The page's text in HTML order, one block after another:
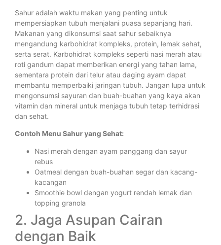
Sahur adalah waktu makan yang penting untuk
mempersiapkan tubuh menjalani puasa sepanjang hari.
Makanan yang dikonsumsi saat sahur sebaiknya
mengandung karbohidrat kompleks, protein, lemak sehat,
serta serat. Karbohidrat kompleks seperti nasi merah atau
roti gandum dapat memberikan energi yang tahan lama,
sementara protein dari telur atau daging ayam dapat
membantu memperbaiki jaringan tubuh. Jangan lupa untuk
mengonsumsi sayuran dan buah-buahan yang kaya akan
vitamin dan mineral untuk menjaga tubuh tetap terhidrasi
dan sehat.
Contoh Menu Sahur yang Sehat:
Nasi merah dengan ayam panggang dan sayur
rebus
Oatmeal dengan buah-buahan segar dan kacang-
kacangan
Smoothie bowl dengan yogurt rendah lemak dan
topping granola
2. Jaga Asupan Cairan
dengan Baik